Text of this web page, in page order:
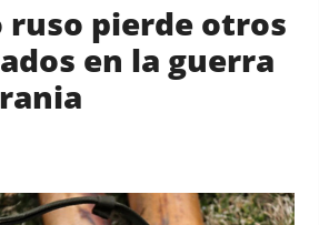
ruso pierde otros
en la guerra